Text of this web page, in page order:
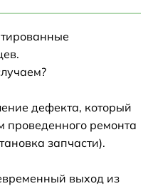
дефекта, который
проведенного ремонта
запчасти).
выход из